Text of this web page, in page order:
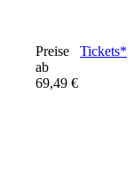
Preise
ab
69,49 €
Tickets*